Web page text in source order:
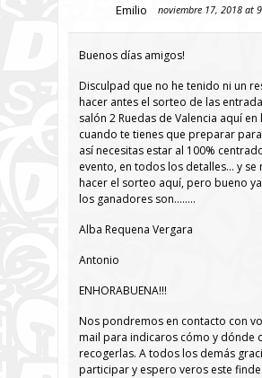
Emilio noviembre 17, 2018 at
Buenos días amigos!
Disculpad que no he tenido ni un
hacer antes el sorteo de las
salón 2 Ruedas de Valencia aquí
cuando te tienes que preparar
así necesitas estar al 100%
evento, en todos los detalles… y se
hacer el sorteo aquí, pero bueno
los ganadores son……..
Alba Requena Vergara
Antonio
ENHORABUENA!!!
Nos pondremos en contacto con
mail para indicaros cómo y dónde
recogerlas. A todos los demás
participar y espero veros este